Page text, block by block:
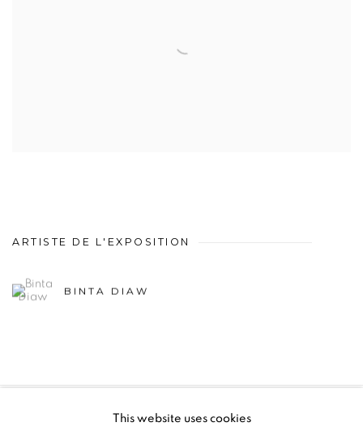
ARTISTE DE L'EXPOSITION
BINTA DIAW
MANAGE COOKIES
This website uses cookies